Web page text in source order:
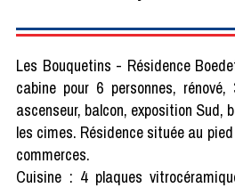
Les Bouquetins - Résidence
cabine pour 6 personnes,
ascenseur, balcon, exposition Sud,
les cimes. Résidence située au
commerces.
Cuisine : 4 plaques